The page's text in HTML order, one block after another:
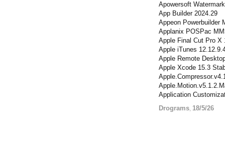
Apowersoft
App Builder 2024.29
Appeon Powerbuilder
Applanix POSPac
Apple Final Cut Pro X
Apple iTunes
Apple Remote
Apple Xcode 15.3
Application
Drograms 18/5/26